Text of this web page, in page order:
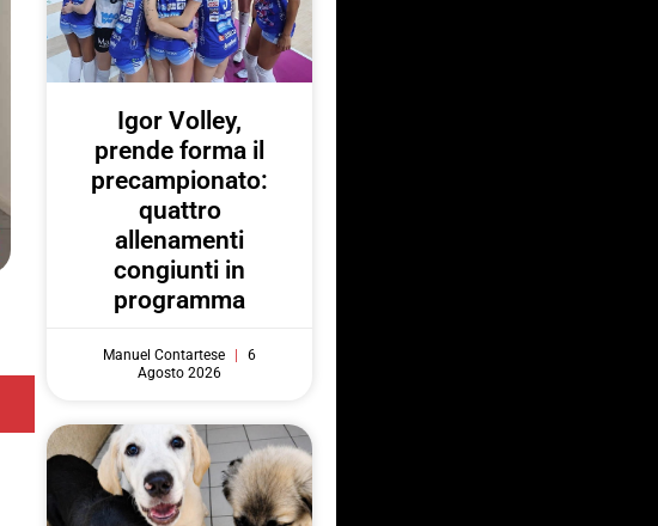
Igor Volley,
prende forma il
precampionato:
quattro
allenamenti
congiunti in
programma
Manuel Contartese
6
Agosto 2026